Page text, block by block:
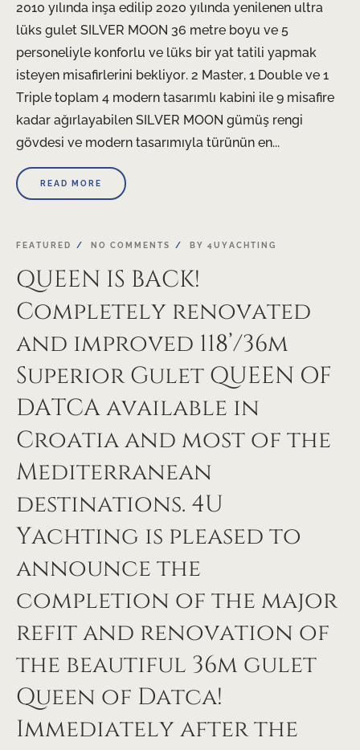
2010 yılında inşa edilip 2020 yılında yenilenen ultra
lüks gulet SILVER MOON 36 metre boyu ve 5
personeliyle konforlu ve lüks bir yat tatili yapmak
isteyen misafirlerini bekliyor. 2 Master, 1 Double ve 1
Triple toplam 4 modern tasarımlı kabini ile 9 misafire
kadar ağırlayabilen SILVER MOON gümüş rengi
gövdesi ve modern tasarımıyla türünün en...
READ MORE
FEATURED NO COMMENTS BY 4UYACHTING
QUEEN IS BACK!
Completely renovated
and improved 118’/36m
Superior Gulet QUEEN OF
DATCA available in
Croatia and most of the
Mediterranean
destinations. 4U
Yachting is pleased to
announce the
completion of the major
refit and renovation of
the beautiful 36m gulet
Queen of Datca!
Immediately after the